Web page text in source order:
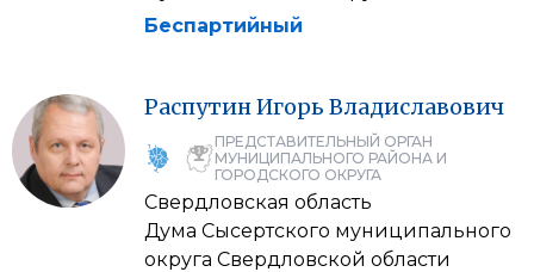
Беспартийный
РаспутинИгорь Владиславович
ПРЕДСТАВИТЕЛЬНЫЙ ОРГАН
МУНИЦИПАЛЬНОГО РАЙОНА И
ГОРОДСКОГО ОКРУГА
Свердловская область
Дума Сысертского муниципального
округа Свердловской области